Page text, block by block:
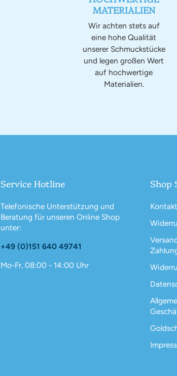
MATERIALIEN
Wir achten stets auf
eine hohe Qualität
unserer Schmuckstücke
und legen großen Wert
auf hochwertige
Materialien.
Service Hotline
Telefonische Unterstützung und
Beratung für unseren Online Shop
unter:
+49 (0)151 640 49741
Mo-Fr, 08:00 - 14:00 Uhr
Shop
Kontakt